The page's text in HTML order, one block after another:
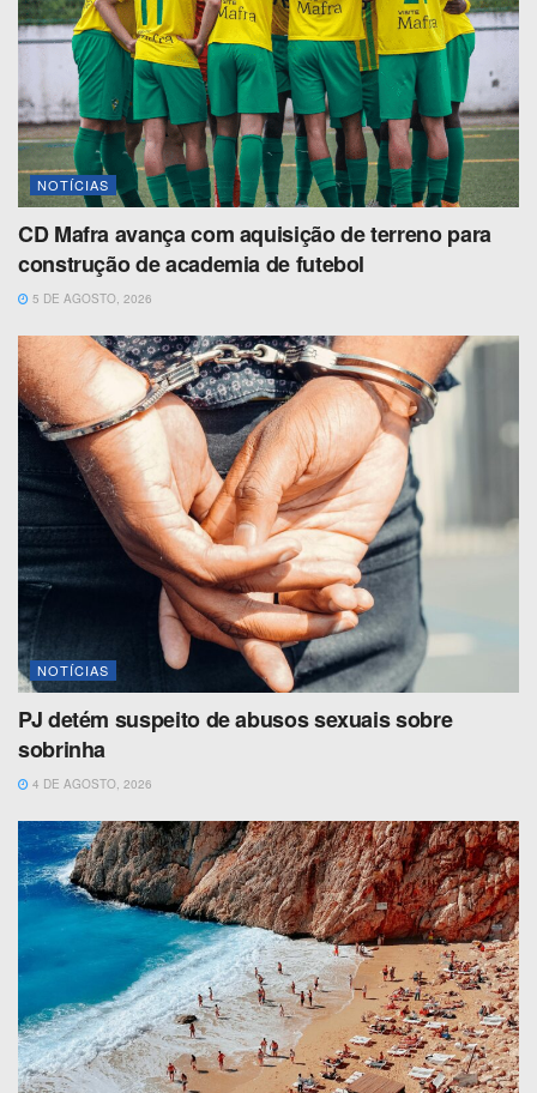
NOTÍCIAS
CD Mafra avança com aquisição de terreno para
construção de academia de futebol
5 DE AGOSTO, 2026
NOTÍCIAS
PJ detém suspeito de abusos sexuais sobre
sobrinha
4 DE AGOSTO, 2026